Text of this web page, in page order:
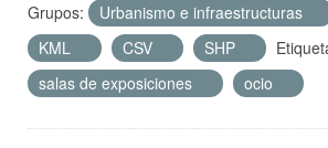
Grupos:
Urbanismo e infraestructuras
KML
CSV SHP
salas de exposiciones
ocio